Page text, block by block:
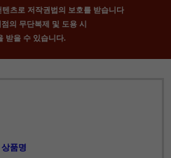
츠로 저작권법의 보호를 받습니다
의 무단복제 및 도용 시
받을 수 있습니다.
상품명